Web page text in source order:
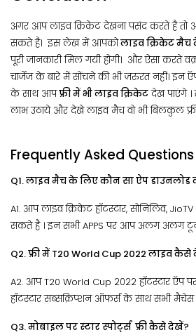
अगर आप लाइव क्रिकेट देखना पसंद करते है तो
सकते है। इस लेख में आपकोलाइव क्रिकेट मैच
पूरी जानकारी मिल गयी होगी। और ऐसा करते
चार्जेज के बारे में सोंचने की भी ज़रुरत नहीं। इन
के साथ आपफ्री में भी लाइव क्रिकेटदेख पाएंगे
लाभ उठाये और देखे लाइव मैच वो भी बिलकुल
Frequently Asked Questions
Q1. लाइव मैच के लिए कौन सा ऐप डाउनलोड
A1. आप लाइव क्रिकेट हॉटस्टार, सोनिलिव,
सकते है । इन सभी APPS पर आप अलग अलग
Q2. फ्री में T20 World Cup 2022 लाइव
A2. आप T20 World Cup २०२२ हॉटस्टार ऍप
हॉटस्टार सब्सक्रिप्शन ऑफर्स के साथ सभी मैचेस
Q3. मोबाइल पर स्टार स्पोर्ट्स फ्री कैसे देखें?